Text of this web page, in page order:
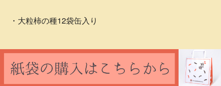
・大粒柿の種12袋缶入り